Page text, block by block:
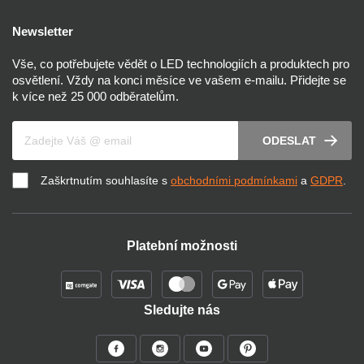
Newsletter
Vše, co potřebujete vědět o LED technologiích a produktech pro
osvětlení. Vždy na konci měsíce ve vašem e-mailu. Přidejte se
k více než 25 000 odběratelům.
ODESLAT
Zaškrtnutím souhlasíte s obchodními podmínkami a GDPR.
Platební možnosti
Sledujte nás